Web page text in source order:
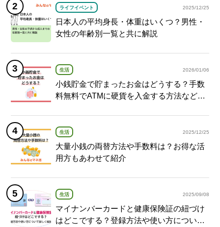
ライフイベント 2025/12/25
日本人の平均身長・体重はいくつ？男性・
女性の年齢別一覧と共に解説
生活 2026/01/06
小銭貯金で貯まったお金はどうする？手数
料無料でATMに硬貨を入金する方法など紹
生活 2025/12/25
大量小銭の両替方法や手数料は？お得な活
用方もあわせて紹介
生活 2025/09/08
マイナンバーカードと健康保険証の紐づけ
はどこでする？登録方法や使い方について